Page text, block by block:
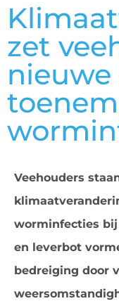
zet
Veehouders
worminfecties
en leverbot
bedreiging door